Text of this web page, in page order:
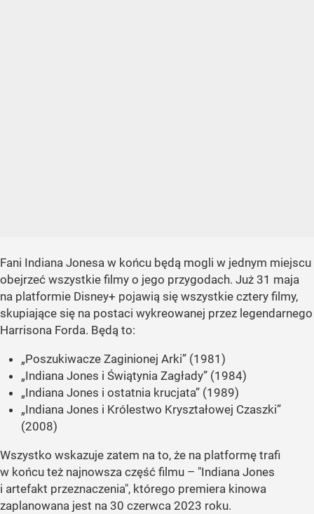
Fani Indiana Jonesa w końcu będą mogli w jednym miejscu
obejrzeć wszystkie filmy o jego przygodach. Już 31 maja
na platformie Disney+ pojawią się wszystkie cztery filmy,
skupiające się na postaci wykreowanej przez legendarnego
Harrisona Forda. Będą to:
„Poszukiwacze Zaginionej Arki” (1981)
„Indiana Jones i Świątynia Zagłady” (1984)
„Indiana Jones i ostatnia krucjata” (1989)
„Indiana Jones i Królestwo Kryształowej Czaszki”
(2008)
Wszystko wskazuje zatem na to, że na platformę trafi
w końcu też najnowsza część filmu – "Indiana Jones
i artefakt przeznaczenia", którego premiera kinowa
zaplanowana jest na 30 czerwca 2023 roku.